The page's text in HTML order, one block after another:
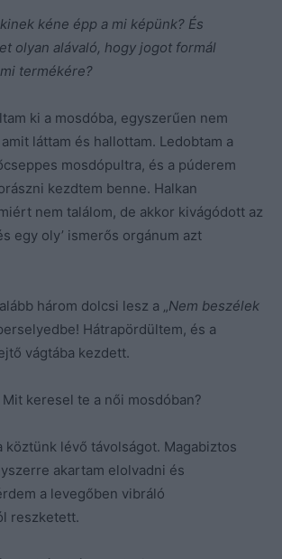
kéne épp a mi képünk? És
olyan alávaló, hogy jogot formál
termékére?
ki a mosdóba, egyszerűen nem
láttam és hallottam. Ledobtam a
mosdópultra, és a púderem
kezdtem benne. Halkan
nem találom, de akkor kivágódott az
egy oly’ ismerős orgánum azt
három dolcsi lesz a „ Nem beszélek
Hátrapördültem, és a
vágtába kezdett.
keresel te a női mosdóban?
köztünk lévő távolságot. Magabiztos
akartam elolvadni és
a levegőben vibráló
reszketett.